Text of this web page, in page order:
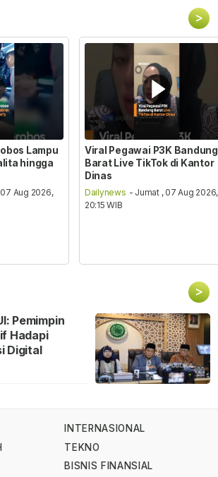
>
Lampu
hingga
Aug 2026,
Viral Pegawai P3K Bandung
Barat Live TikTok di Kantor
Dinas
Dailynews - Jumat , 07 Aug 2026,
20:15 WIB
>
Pemimpin
Hadapi
Digital
INTERNASIONAL
TEKNO
BISNIS FINANSIAL